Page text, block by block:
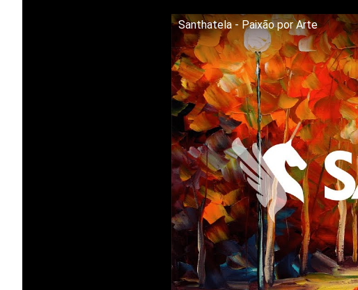
Santhatela - Paixão por Arte